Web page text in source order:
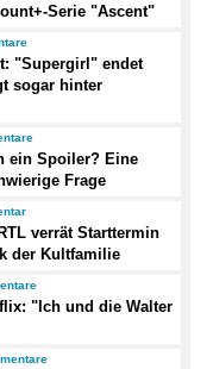
Serie "Ascent"
"Supergirl" endet
sogar hinter
ein Spoiler? Eine
Frage
verrät Starttermin
der Kultfamilie
"Ich und die Walter